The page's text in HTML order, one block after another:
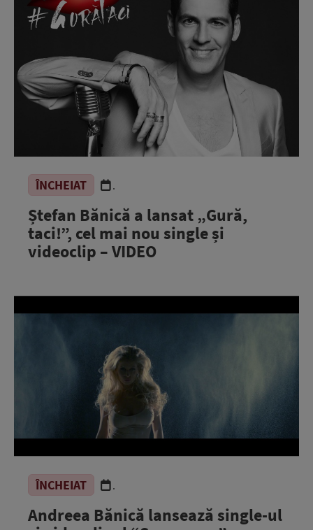
ÎNCHEIAT .
Ștefan Bănică a lansat „Gură,
taci!”, cel mai nou single și
videoclip – VIDEO
ÎNCHEIAT .
Andreea Bănică lansează single-ul